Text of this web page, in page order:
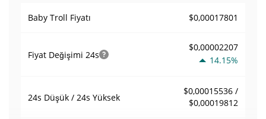
Baby Troll Fiyatı $0,00017801
Fiyat Değişimi 24s
$0,00002207
14.15%
24s Düşük / 24s Yüksek
$0,00015536 /
$0,00019812